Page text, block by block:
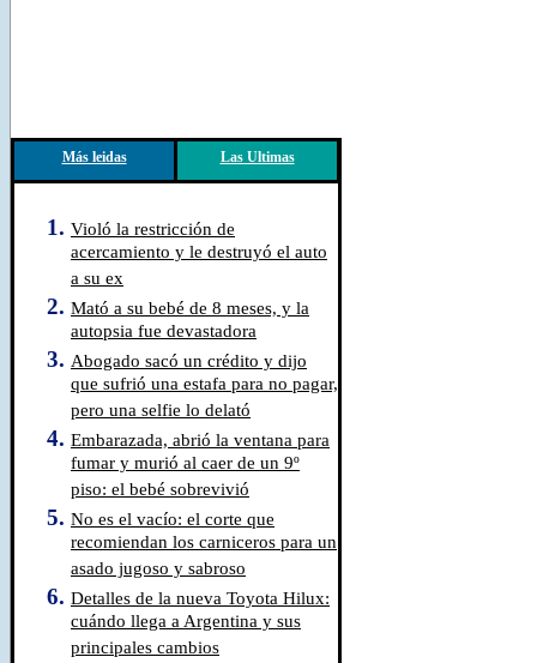
Más leidas Las Ultimas
Violó la restricción de
acercamiento y le destruyó el auto
a su ex
Mató a su bebé de 8 meses, y la
autopsia fue devastadora
Abogado sacó un crédito y dijo
que sufrió una estafa para no pagar,
pero una selfie lo delató
Embarazada, abrió la ventana para
fumar y murió al caer de un 9º
piso: el bebé sobrevivió
No es el vacío: el corte que
recomiendan los carniceros para un
asado jugoso y sabroso
Detalles de la nueva Toyota Hilux:
cuándo llega a Argentina y sus
principales cambios